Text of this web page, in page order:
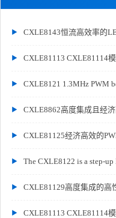
CXLE8143恒流高效率的
CXLE81113 CXLE81114
CXLE8121 1.3MHz PWM
CXLE8862高度集成且经
CXLE81125经济高效的
The CXLE8122 is a step-
CXLE81129高度集成的高
CXLE81113 CXLE81114